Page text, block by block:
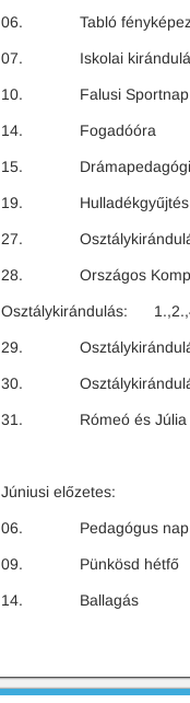
06. Tabló
07. Iskolai kirándulás
10. Falusi Sportnap
14. Fogadóóra
15. Drámapedagógiai
19. Hulladékgyűjtés:
27.
28. Országos
Osztálykirándulás:
29.
30.
31. Rómeó és Júlia
Júniusi előzetes:
06. Pedagógus nap
09. Pünkösd hétfő
14. Ballagás